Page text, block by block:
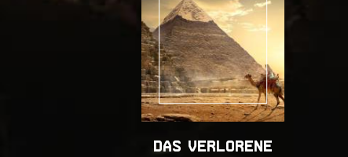
DAS VERLORENE